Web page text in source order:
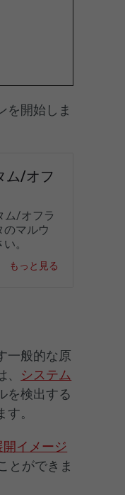
を開始しま
ム/オフ
ム/オフラ
マルウ
。
もっと見る
一般的な原
システム
を検出する
。
開イメージ
とができま